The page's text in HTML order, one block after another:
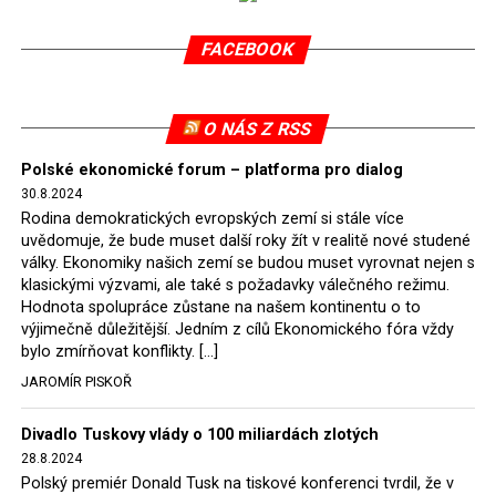
tomuto rozhodnutí nevyhověla, proto na žádost
2022, než byl tento případ z důvodu uzavření dohody
Polska s Českou republikou o odstranění příčin sporu o
důl Turów vymazán z rejstříku tribunálu. Celkem si
Polsko nechalo z přiznaných evropských fondů odečíst
asi 70 milionů eur na pokutách a 45 milionů eur
zaplatilo jako odškodnění České republice – ale jak důl,
tak elektrárna nadále fungovaly. Už tehdy zástupci
tehdejší opozice a dnes vládnoucí koalice, jako
místopředseda Občanské platformy (PO) Rafał
Hołownia, přímo řekli, že by se polská vláda měla
tomuto rozhodnutí podřídit.
FACEBOOK
O NÁS Z RSS
Polské ekonomické forum – platforma pro dialog
30.8.2024
Rodina demokratických evropských zemí si stále více
uvědomuje, že bude muset další roky žít v realitě nové studené
války. Ekonomiky našich zemí se budou muset vyrovnat nejen s
klasickými výzvami, ale také s požadavky válečného režimu.
Hodnota spolupráce zůstane na našem kontinentu o to
výjimečně důležitější. Jedním z cílů Ekonomického fóra vždy
bylo zmírňovat konflikty. […]
JAROMÍR PISKOŘ
Divadlo Tuskovy vlády o 100 miliardách zlotých
28.8.2024
Polský premiér Donald Tusk na tiskové konferenci tvrdil, že v